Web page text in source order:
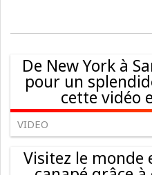
De New York à
pour un
cette vidéo
VIDEO
Visitez le